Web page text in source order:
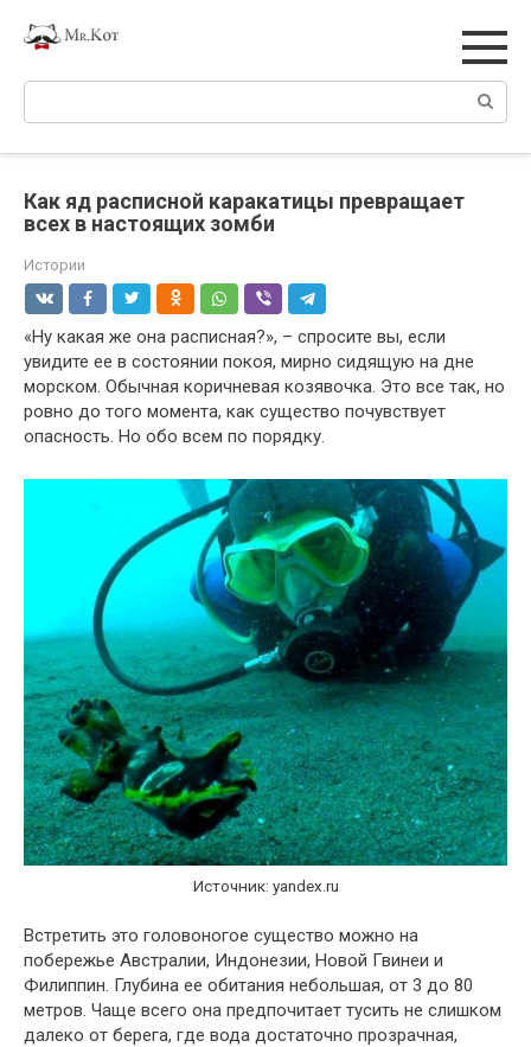
Поиск:
Как яд расписной каракатицы превращает
всех в настоящих зомби
Истории
«Ну какая же она расписная?», – спросите вы, если
увидите ее в состоянии покоя, мирно сидящую на дне
морском. Обычная коричневая козявочка. Это все так, но
ровно до того момента, как существо почувствует
опасность. Но обо всем по порядку.
Источник: yandex.ru
Встретить это головоногое существо можно на
побережье Австралии, Индонезии, Новой Гвинеи и
Филиппин. Глубина ее обитания небольшая, от 3 до 80
метров. Чаще всего она предпочитает тусить не слишком
далеко от берега, где вода достаточно прозрачная,